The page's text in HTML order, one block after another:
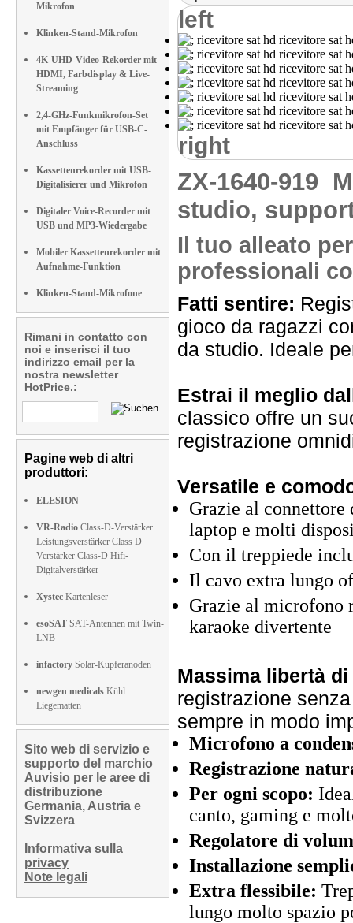
Mikrofon
Klinken-Stand-Mikrofon
4K-UHD-Video-Rekorder mit
HDMI, Farbdisplay & Live-
Streaming
2,4-GHz-Funkmikrofon-Set
mit Empfänger für USB-C-
Anschluss
Kassettenrekorder mit USB-
Digitalisierer und Mikrofon
Digitaler Voice-Recorder mit
USB und MP3-Wiedergabe
Mobiler Kassettenrekorder mit
Aufnahme-Funktion
Klinken-Stand-Mikrofone
Rimani in contatto con
noi e inserisci il tuo
indirizzo email per la
nostra newsletter
HotPrice.:
Pagine web di altri
produttori:
ELESION
VR-Radio Class-D-Verstärker
Leistungsverstärker Class D
Verstärker Class-D Hifi-
Digitalverstärker
Xystec Kartenleser
esoSAT SAT-Antennen mit Twin-
LNB
infactory Solar-Kupferanoden
newgen medicals Kühl
Liegematten
Sito web di servizio e
supporto del marchio
Auvisio per le aree di
distribuzione
Germania, Austria e
Svizzera
Informativa sulla
privacy
Note legali
left
right
ZX-1640-919
studio,
Il tuo alleato
professionali
Fatti sentire:
gioco da ragazzi
da studio. Ideale
Estrai il meglio
classico offre un
registrazione
Versatile e
Grazie al
laptop e molti
Con il treppiede
Il cavo extra lungo
Grazie al microfono
karaoke divertente
Massima libertà
registrazione
sempre in modo
Microfono a
Registrazione
Per ogni scopo:
canto, gaming e
Regolatore di
Installazione
Extra flessibile:
lungo molto spazio